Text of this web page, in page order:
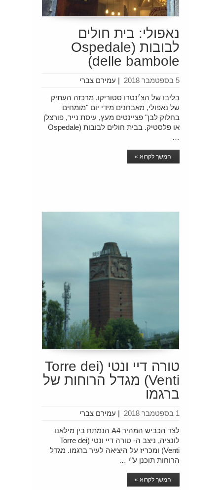
נאפולי: בית חולים
לבובות (Ospedale
delle bambole)
עמירם צברי | 5 בספטמבר 2018
בליבו של הצ׳נטרו סטוריקו, מרכזה העתיק
של נאפולי, מאבחנים מידי יום "מומחים
בחלוק לבן" פציינטים מעץ, עיסת נייר, פורצלן
או פלסטיק. בבית חולים לבובות (Ospedale
…
המשך לקרוא »
טורה דיי ונטי (Torre dei
Venti) מגדל הרוחות של
ברגמו
עמירם צברי | 1 בספטמבר 2018
לצד הכביש המהיר A4 הנמתח בין מילאנו
לונציה, ניצב ה- טורה דיי ונטי (Torre dei
Venti) ומכריז על היציאה לעיר ברגמו. מגדל
הרוחות תוכנן ע"י …
המשך לקרוא »